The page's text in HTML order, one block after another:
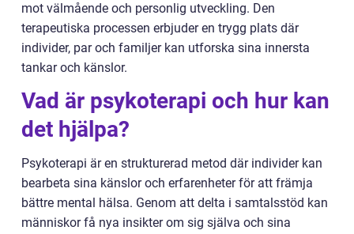
mot välmående och personlig utveckling. Den
terapeutiska processen erbjuder en trygg plats där
individer, par och familjer kan utforska sina innersta
tankar och känslor.
Vad är psykoterapi och hur kan
det hjälpa?
Psykoterapi är en strukturerad metod där individer kan
bearbeta sina känslor och erfarenheter för att främja
bättre mental hälsa. Genom att delta i samtalsstöd kan
människor få nya insikter om sig själva och sina